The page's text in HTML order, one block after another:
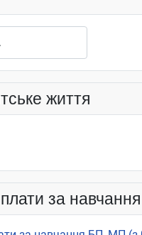
життя
за навчання